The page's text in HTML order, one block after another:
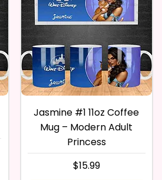
Jasmine #1 11oz Coffee
Mug – Modern Adult
Princess
価格
$15.99